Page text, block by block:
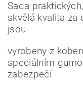
Sada
skvělá kvalita za
jsou
vyrobeny z
speciálním
zabezpečí